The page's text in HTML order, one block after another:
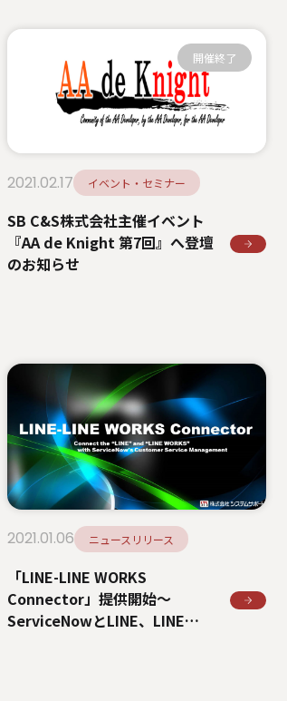
2021.02.17 イベント・セミナー
SB C&S株式会社主催イベント
『AA de Knight 第7回』へ登壇
のお知らせ
開催終了
2021.01.06 ニュースリリース
「LINE-LINE WORKS
Connector」提供開始〜
ServiceNowとLINE、LINE